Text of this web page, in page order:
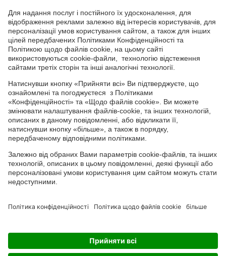
СОЦІАЛЬНІ СЕРВІСИ
Youtube
Channel
FacebookTikTok
Головний офіс: 04050, м. Київ, вул. М. Пимоненка, 13, БЦ "Форум
Ділове Містечко", офіс 4А/41; тел.: +38 044 232 44 14; e-mail:
ukraine@adama.com
Використовуйте пестициди з обережністю. Завжди читайте
етикетку та інформацію про препарат перед використанням,
звертаючи особливу увагу на додаткові інструкції, піктограми
препарату. Інформація та рекомендації, які містяться у тарній
етикетці, ґрунтуються на наявному досвіді, а також на
результатах Державних реєстраційних випробувань. У випадку
будь-яких відхилень від оптимальних параметрів не можна
препарату не можуть нести відповідальність
Чуємо Вивчаємо Робимо